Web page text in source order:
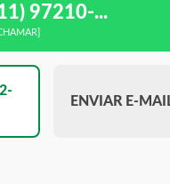
97210-...
ENVIAR E-